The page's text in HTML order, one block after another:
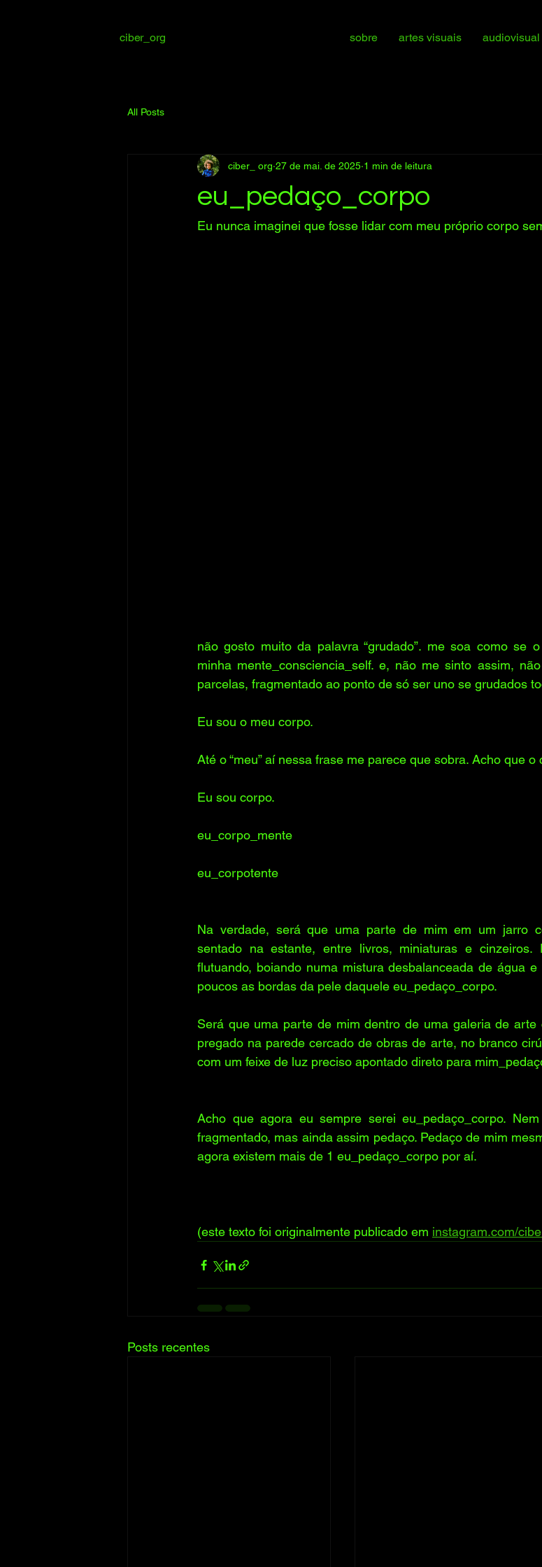
ciber_org sobre artes visuais audiovisual
All Posts
eu_pedaço_corpo
ciber_ org 27 de mai. de 2025 1 min de leitura
Eu nunca imaginei que fosse lidar com meu próprio corpo
não gosto muito da palavra “grudado”. me soa como se
minha mente_consciencia_self. e, não me sinto assim,
parcelas, fragmentado ao ponto de só ser uno se grudados
Eu sou o meu corpo.
Até o “meu” aí nessa frase me parece que sobra. Acho que o
Eu sou corpo.
eu_corpo_mente
eu_corpotente
Na verdade, será que uma parte de mim em um jarro
sentado na estante, entre livros, miniaturas e
flutuando, boiando numa mistura desbalanceada de água
poucos as bordas da pele daquele eu_pedaço_corpo.
Será que uma parte de mim dentro de uma galeria de arte
pregado na parede cercado de obras de arte, no branco
com um feixe de luz preciso apontado direto para
Acho que agora eu sempre serei eu_pedaço_corpo.
fragmentado, mas ainda assim pedaço. Pedaço de mim
agora existem mais de 1 eu_pedaço_corpo por aí.
(este texto foi originalmente publicado em instagram.com/
Posts recentes